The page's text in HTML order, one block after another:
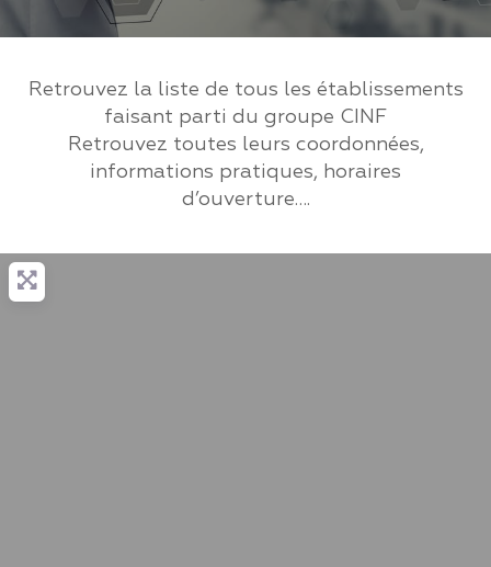
Retrouvez la liste de tous les établissements
faisant parti du groupe CINF
Retrouvez toutes leurs coordonnées,
informations pratiques, horaires
d’ouverture….